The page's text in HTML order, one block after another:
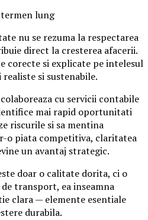
lung
nu se rezuma la respectarea
direct la cresterea afacerii.
corecte si explicate pe intelesul
si sustenabile.
cu servicii contabile
mai rapid oportunitati
riscurile si sa mentina
o piata competitiva, claritatea
un avantaj strategic.
doar o calitate dorita, ci o
transport, ea inseamna
clara — elemente esentiale
durabila.